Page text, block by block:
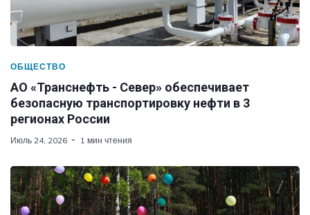
ОБЩЕСТВО
АО «Транснефть - Север» обеспечивает
безопасную транспортировку нефти в 3
регионах России
Июль 24, 2026 1 мин чтения